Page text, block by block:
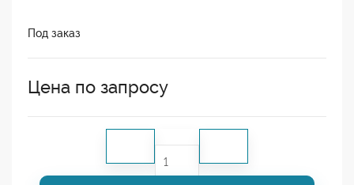
Под заказ
Цена по запросу